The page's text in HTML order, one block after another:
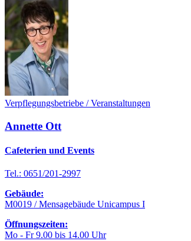
Verpflegungsbetriebe / Veranstaltungen
Annette Ott
Cafeterien und Events
Tel.: 0651/201-2997
Gebäude:
M0019 / Mensagebäude Unicampus I
Öffnungszeiten:
Mo - Fr 9.00 bis 14.00 Uhr